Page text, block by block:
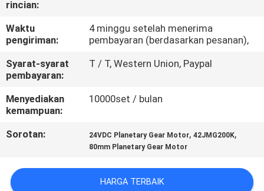
HUBUNGI
KAMI
BERITA
PERMINTAAN
PENAWARAN
SITEMAP
rincian:
Waktu
pengiriman:
4 minggu setelah menerima
pembayaran (berdasarkan pesanan),
Syarat-syarat
pembayaran:
T / T, Western Union, Paypal
Menyediakan
kemampuan:
10000set / bulan
Sorotan: 24VDC Planetary Gear Motor,42JMG200K,
80mm Planetary Gear Motor
HARGA TERBAIK